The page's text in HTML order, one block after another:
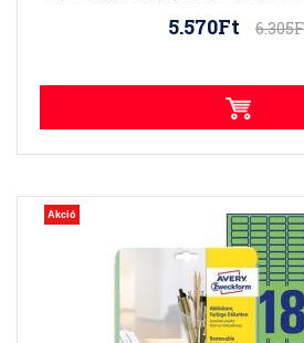
5.570Ft
Akció